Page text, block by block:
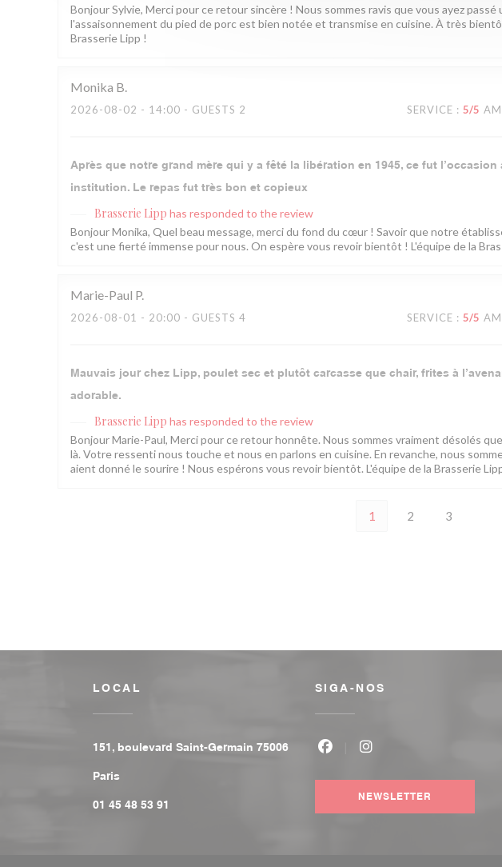
Bonjour Sylvie, Merci pour ce retour sincère ! Nous sommes ravis que vous ayez
l'assaisonnement du pied de porc est bien notée et transmise en cuisine. À très
Brasserie Lipp !
Monika B
2026-08-02 - 14:00 - GUESTS 2 SERVICE : 5/5
Après que notre grand mère qui y a fêté la libération en 1945, ce fut
institution. Le repas fut très bon et copieux
Brasserie Lipp has responded to the review
Bonjour Monika, Quel beau message, merci du fond du cœur ! Savoir que notre
c'est une fierté immense pour nous. On espère vous revoir bientôt ! L'équipe de la
Marie-Paul P
2026-08-01 - 20:00 - GUESTS 4 SERVICE : 5/5
Mauvais jour chez Lipp, poulet sec et plutôt carcasse que chair, frites à
adorable.
Brasserie Lipp has responded to the review
Bonjour Marie-Paul, Merci pour ce retour honnête. Nous sommes vraiment désolés
là. Votre ressenti nous touche et nous en parlons en cuisine. En revanche, nous
aient donné le sourire ! Nous espérons vous revoir bientôt. L'équipe de la Brasserie
1 2 3
LOCAL
151, boulevard Saint-Germain 75006
Paris((abre numa nova janela))
01 45 48 53 91
SIGA-NOS
NEWSLETTER